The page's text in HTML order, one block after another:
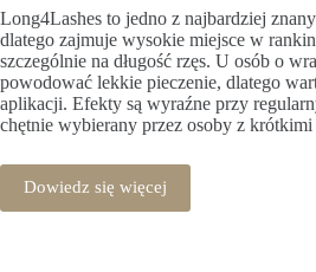
Long4Lashes to jedno z najbardziej
dlatego zajmuje wysokie miejsce w
szczególnie na długość rzęs. U osób o
powodować lekkie pieczenie, dlatego
aplikacji. Efekty są wyraźne przy
chętnie wybierany przez osoby z krótkimi
Dowiedz się więcej